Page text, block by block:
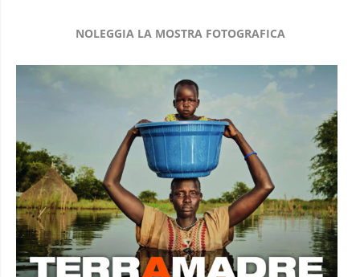
NOLEGGIA LA MOSTRA FOTOGRAFICA